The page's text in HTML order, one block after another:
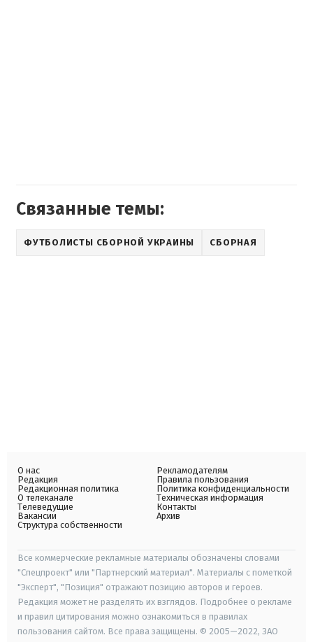
Связанные темы:
ФУТБОЛИСТЫ СБОРНОЙ УКРАИНЫ СБОРНАЯ
О нас
Редакция
Редакционная политика
О телеканале
Телеведущие
Вакансии
Структура собственности
Рекламодателям
Правила пользования
Политика конфиденциальности
Техническая информация
Контакты
Архив
Все коммерческие рекламные материалы обозначены словами
"Спецпроект" или "Партнерский материал". Материалы с пометкой
"Эксперт", "Позиция" отражают позицию авторов и героев.
Редакция может не разделять их взглядов. Подробнее о рекламе
и правил цитирования можно ознакомиться в правилах
пользования сайтом. Все права защищены. © 2005—2022, ЗАО